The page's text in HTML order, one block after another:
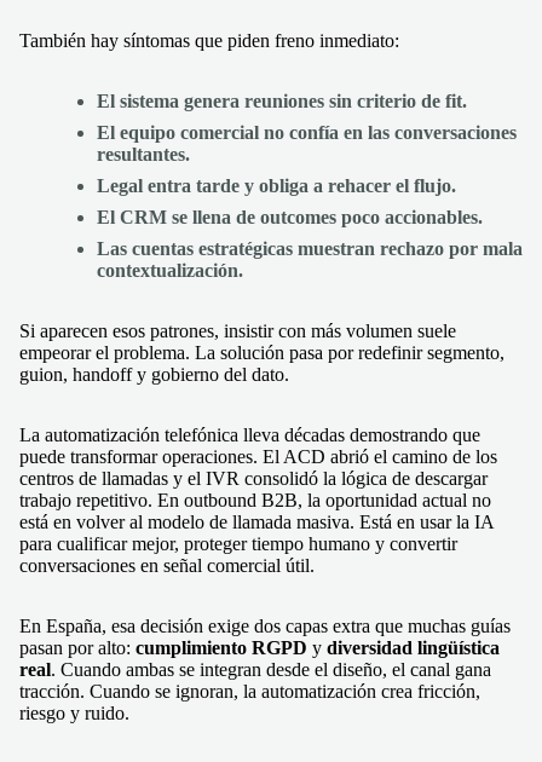
También hay síntomas que piden freno inmediato:
El sistema genera reuniones sin criterio de fit.
El equipo comercial no confía en las conversaciones
resultantes.
Legal entra tarde y obliga a rehacer el flujo.
El CRM se llena de outcomes poco accionables.
Las cuentas estratégicas muestran rechazo por mala
contextualización.
Si aparecen esos patrones, insistir con más volumen suele
empeorar el problema. La solución pasa por redefinir segmento,
guion, handoff y gobierno del dato.
La automatización telefónica lleva décadas demostrando que
puede transformar operaciones. El ACD abrió el camino de los
centros de llamadas y el IVR consolidó la lógica de descargar
trabajo repetitivo. En outbound B2B, la oportunidad actual no
está en volver al modelo de llamada masiva. Está en usar la IA
para cualificar mejor, proteger tiempo humano y convertir
conversaciones en señal comercial útil.
En España, esa decisión exige dos capas extra que muchas guías
pasan por alto: cumplimiento RGPD y diversidad lingüística
real. Cuando ambas se integran desde el diseño, el canal gana
tracción. Cuando se ignoran, la automatización crea fricción,
riesgo y ruido.